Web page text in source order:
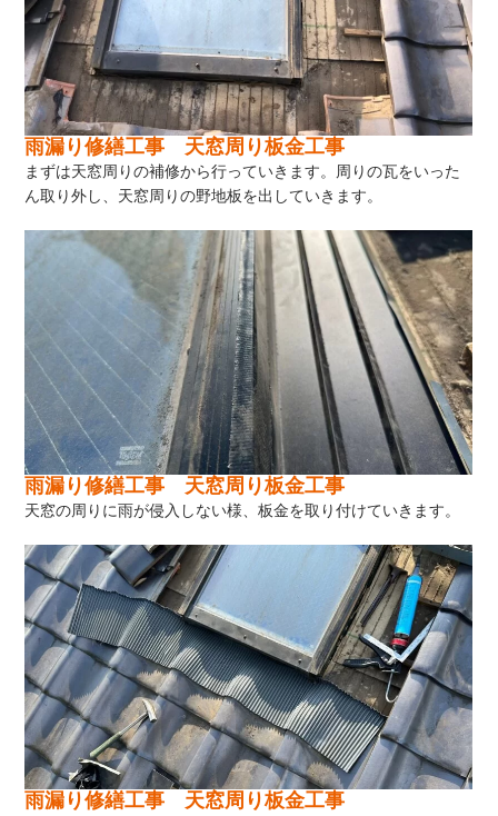
雨漏り修繕工事 天窓周り板金工事
まずは天窓周りの補修から行っていきます。周りの瓦をいった
ん取り外し、天窓周りの野地板を出していきます。
雨漏り修繕工事 天窓周り板金工事
天窓の周りに雨が侵入しない様、板金を取り付けていきます。
雨漏り修繕工事 天窓周り板金工事